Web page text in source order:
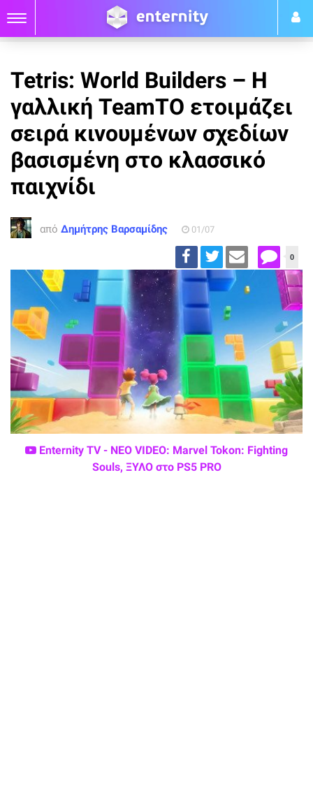
Tetris: World Builders – Η
γαλλική TeamTO ετοιμάζει
σειρά κινουμένων σχεδίων
βασισμένη στο κλασσικό
παιχνίδι
από Δημήτρης Βαρσαμίδης 01/07
0
Enternity TV - ΝΕΟ VIDEO: Marvel Tokon: Fighting
Souls, ΞΥΛΟ στο PS5 PRO